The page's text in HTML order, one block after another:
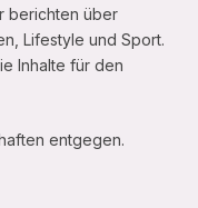
berichten über
Lifestyle und Sport.
Inhalte für den
entgegen.